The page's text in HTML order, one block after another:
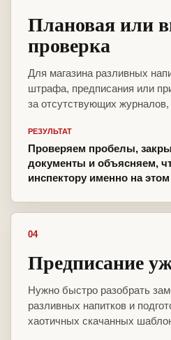
Плановая или
проверка
Для магазина разливных
штрафа, предписания или
за отсутствующих журналов,
РЕЗУЛЬТАТ
Проверяем пробелы,
документы и объясняем,
инспектору именно на
04
Предписание
Нужно быстро разобрать
разливных напитков и
хаотичных скачанных